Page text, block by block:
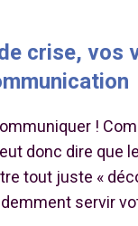
crise, vos
!
donc dire que
tout juste «
servir